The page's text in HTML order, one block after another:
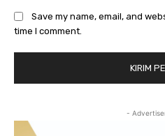
Save my name, email, and
time I comment.
-